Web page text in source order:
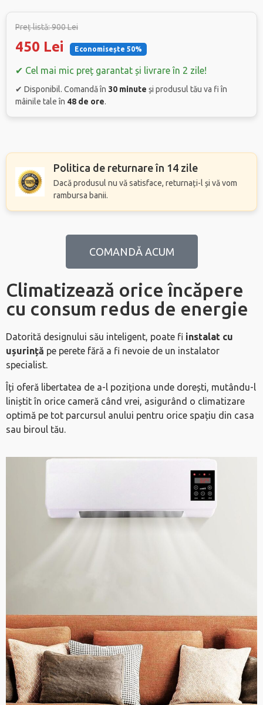
Preț listă: 900 Lei
450 Lei Economisește 50%
✔ Cel mai mic preț garantat și livrare în 2 zile!
✔ Disponibil. Comandă în 30 minute și produsul tău va fi în
mâinile tale în 48 de ore.
Politica de returnare în 14 zile
Dacă produsul nu vă satisface, returnați-l și vă vom
rambursa banii.
COMANDĂ ACUM
Climatizează orice încăpere
cu consum redus de energie
Datorită designului său inteligent, poate fi instalat cu
ușurință pe perete fără a fi nevoie de un instalator
specialist.
Îți oferă libertatea de a-l poziționa unde dorești, mutându-l
liniștit în orice cameră când vrei, asigurând o climatizare
optimă pe tot parcursul anului pentru orice spațiu din casa
sau biroul tău.